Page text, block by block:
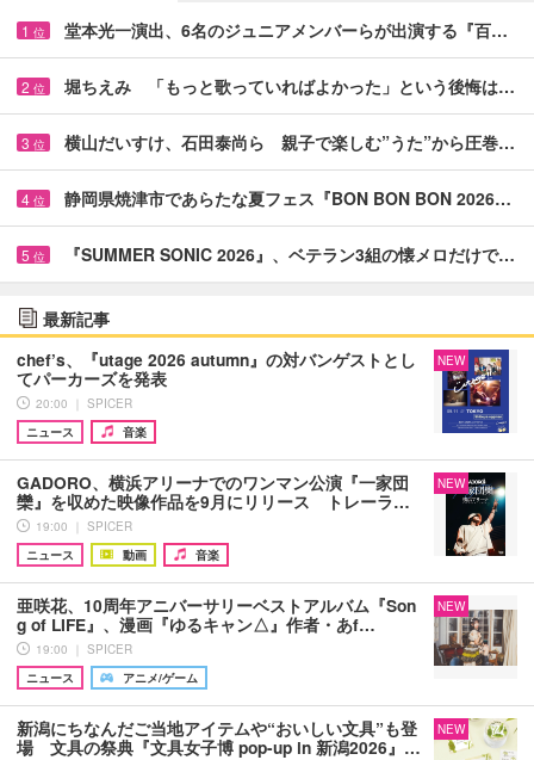
1 位 堂本光一演出、6名のジュニアメンバーらが出演する『百…
2 位 堀ちえみ 「もっと歌っていればよかった」という後悔は…
3 位 横山だいすけ、石田泰尚ら 親子で楽しむ”うた”から圧巻…
4 位 静岡県焼津市であらたな夏フェス『BON BON BON 2026…
5 位 『SUMMER SONIC 2026』、ベテラン3組の懐メロだけで…
最新記事
chef’s、『utage 2026 autumn』の対バンゲストとし
てパーカーズを発表
20:00 ｜ SPICER
ニュース
音楽
NEW
GADORO、横浜アリーナでのワンマン公演『一家団
欒』を収めた映像作品を9月にリリース トレーラ…
19:00 ｜ SPICER
ニュース
動画 音楽
NEW
亜咲花、10周年アニバーサリーベストアルバム『Son
g of LIFE』、漫画『ゆるキャン△』作者・あf…
19:00 ｜ SPICER
ニュース
アニメ/ゲーム
NEW
新潟にちなんだご当地アイテムや“おいしい文具”も登
場 文具の祭典『文具女子博 pop-up in 新潟2026』…
NEW